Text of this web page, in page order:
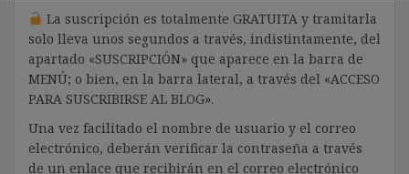
La suscripción es totalmente GRATUITA y tramitarla
solo lleva unos segundos a través, indistintamente, del
apartado «SUSCRIPCIÓN» que aparece en la barra de
MENÚ; o bien, en la barra lateral, a través del «ACCESO
PARA SUSCRIBIRSE AL BLOG».
Una vez facilitado el nombre de usuario y el correo
electrónico, deberán verificar la contraseña a través
de un enlace que recibirán en el correo electrónico